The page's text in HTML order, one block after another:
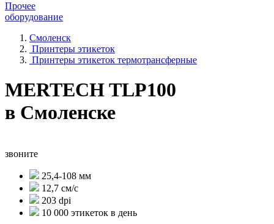
Прочее
оборудование
Смоленск
Принтеры этикеток
Принтеры этикеток термотрансферные
MERTECH TLP100
в Смоленске
звоните
25,4-108 мм
12,7 см/с
203 dpi
10 000 этикеток в день